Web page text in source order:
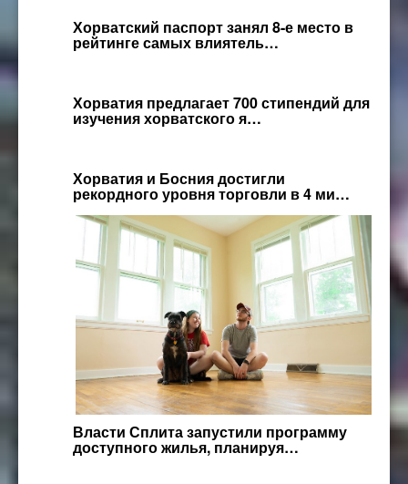
Хорватский паспорт занял 8-е место в
рейтинге самых влиятель…
Хорватия предлагает 700 стипендий для
изучения хорватского я…
Хорватия и Босния достигли
рекордного уровня торговли в 4 ми…
Власти Сплита запустили программу
доступного жилья, планируя…